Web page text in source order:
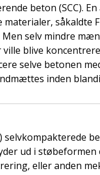
beton (SCC). En
såkaldte
selv mindre
blive
selve betonen
inden
selvkompakterede
ud i støbeformen
eller anden